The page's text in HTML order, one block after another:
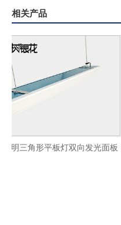
相关产品
明三角形平板灯双向发光面板